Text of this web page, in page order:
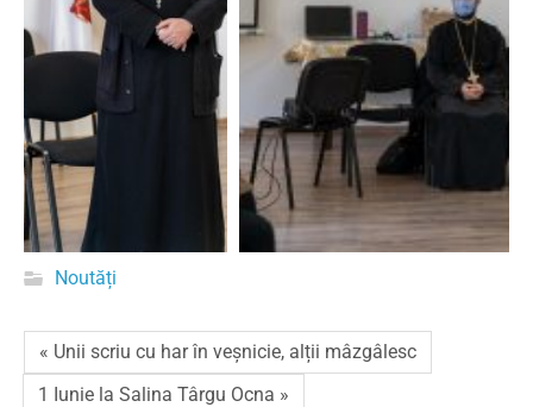
Noutăți
« Unii scriu cu har în veșnicie, alții mâzgâlesc
1 Iunie la Salina Târgu Ocna »